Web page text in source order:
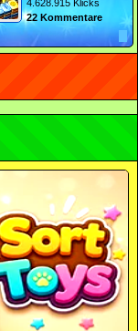
4.628.915 Klicks
22 Kommentare